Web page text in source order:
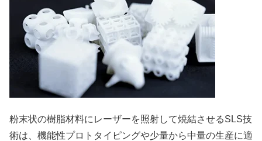
粉末状の樹脂材料にレーザーを照射して焼結させるSLS技
術は、機能性プロトタイピングや少量から中量の生産に適